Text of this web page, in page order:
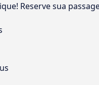
Reserve sua